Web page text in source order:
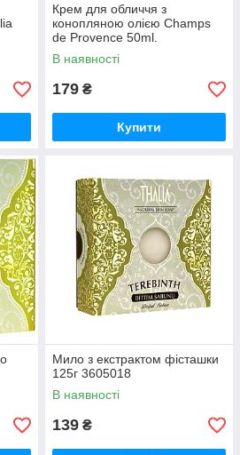
Крем для обличчя з
конопляною олією Champs
de Provence 50ml.
Призначений для
позбавленої пружності та
В наявності
179 ₴
Купити
Мило з екстрактом фісташки
125г 3605018
В наявності
139 ₴